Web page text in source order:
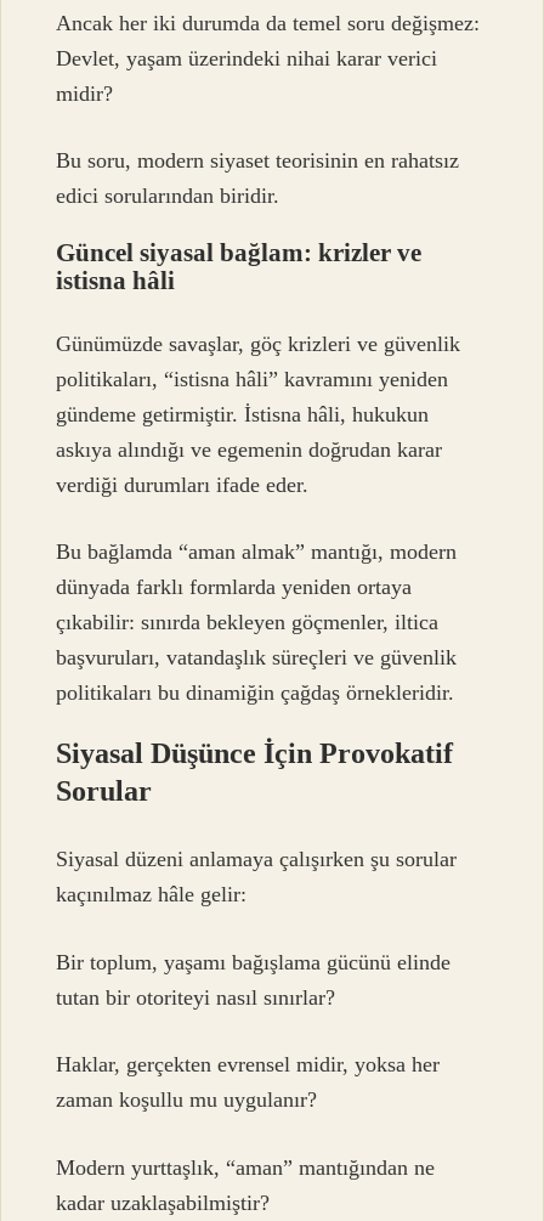
Ancak her iki durumda da temel soru değişmez:
Devlet, yaşam üzerindeki nihai karar verici
midir?
Bu soru, modern siyaset teorisinin en rahatsız
edici sorularından biridir.
Güncel siyasal bağlam: krizler ve
istisna hâli
Günümüzde savaşlar, göç krizleri ve güvenlik
politikaları, “istisna hâli” kavramını yeniden
gündeme getirmiştir. İstisna hâli, hukukun
askıya alındığı ve egemenin doğrudan karar
verdiği durumları ifade eder.
Bu bağlamda “aman almak” mantığı, modern
dünyada farklı formlarda yeniden ortaya
çıkabilir: sınırda bekleyen göçmenler, iltica
başvuruları, vatandaşlık süreçleri ve güvenlik
politikaları bu dinamiğin çağdaş örnekleridir.
Siyasal Düşünce İçin Provokatif
Sorular
Siyasal düzeni anlamaya çalışırken şu sorular
kaçınılmaz hâle gelir:
Bir toplum, yaşamı bağışlama gücünü elinde
tutan bir otoriteyi nasıl sınırlar?
Haklar, gerçekten evrensel midir, yoksa her
zaman koşullu mu uygulanır?
Modern yurttaşlık, “aman” mantığından ne
kadar uzaklaşabilmiştir?